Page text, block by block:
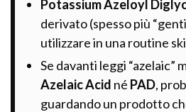
Potassium Azeloyl
derivato (spesso più
utilizzare in una routine
Se davanti leggi “azelaic”
Azelaic Acid né PAD,
guardando un prodotto